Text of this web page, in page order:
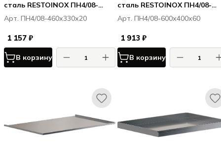
сталь RESTOINOX ПН4/08-
460х330х20
Арт. ПН4/08-460х330х20
1 157 ₽
В корзину
сталь RESTOINOX ПН4/08-
600х400х60
Арт. ПН4/08-600х400х60
1 913 ₽
В корзину